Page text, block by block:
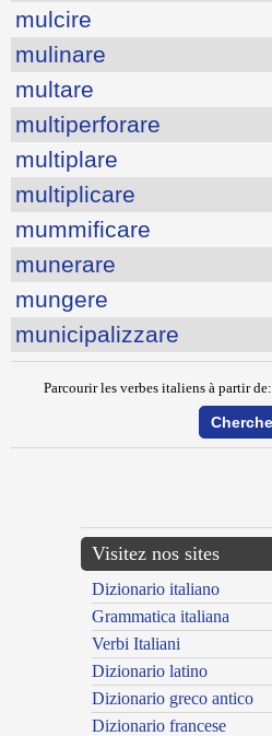
mulcire
mulinare
multare
multiperforare
multiplare
multiplicare
mummificare
munerare
mungere
municipalizzare
Parcourir les verbes italiens à partir de:
Visitez nos sites
Dizionario italiano
Grammatica italiana
Verbi Italiani
Dizionario latino
Dizionario greco antico
Dizionario francese